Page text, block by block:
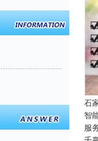
石
智
服